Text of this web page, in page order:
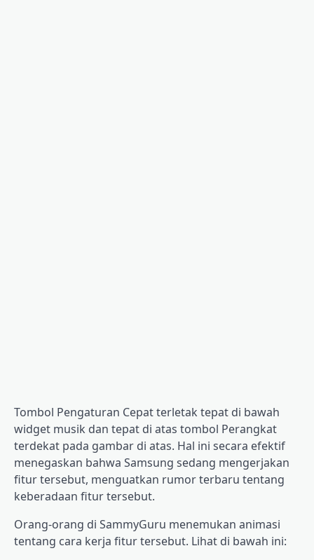
Tombol Pengaturan Cepat terletak tepat di bawah
widget musik dan tepat di atas tombol Perangkat
terdekat pada gambar di atas. Hal ini secara efektif
menegaskan bahwa Samsung sedang mengerjakan
fitur tersebut, menguatkan rumor terbaru tentang
keberadaan fitur tersebut.
Orang-orang di SammyGuru menemukan animasi
tentang cara kerja fitur tersebut. Lihat di bawah ini: